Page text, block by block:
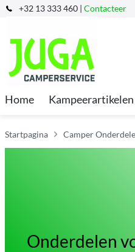
+32 13 333 460 | Contacteer
Home Kampeerartikelen
Startpagina Camper
Onderdelen